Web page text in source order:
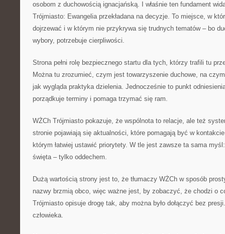
osobom z duchowością ignacjańską. I właśnie ten fundament
Trójmiasto: Ewangelia przekładana na decyzje. To miejsce, w
dojrzewać i w którym nie przykrywa się trudnych tematów – bo
wybory, potrzebuje cierpliwości.
Strona pełni rolę bezpiecznego startu dla tych, którzy trafili tu
Można tu zrozumieć, czym jest towarzyszenie duchowe, na
jak wygląda praktyka dzielenia. Jednocześnie to punkt
porządkuje terminy i pomaga trzymać się ram.
WŻCh Trójmiasto pokazuje, że wspólnota to relacje, ale też
stronie pojawiają się aktualności, które pomagają być w
którym łatwiej ustawić priorytety. W tle jest zawsze ta sama
święta – tylko oddechem.
Dużą wartością strony jest to, że tłumaczy WŻCh w sposób
nazwy brzmią obco, więc ważne jest, by zobaczyć, że chodzi o
Trójmiasto opisuje drogę tak, aby można było dołączyć bez
człowieka.